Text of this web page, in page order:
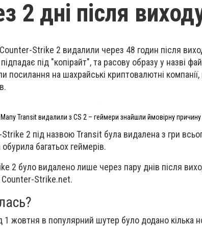
2 дні після
Strike 2 видалили через 48 годин після
під "копірайт", та расову образу у назві
посилання на шахрайські криптовалютні
Мапу Transit видалили з CS 2 – геймери знайшли ймовірну причину
2 під назвою Transit була видалена з гри
обурила багатьох геймерів.
2 було видалено лише через пару днів після
Strike.net.
1 жовтня в популярний шутер було додано кілька